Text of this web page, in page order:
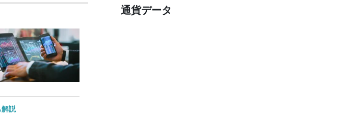
説
通貨データ